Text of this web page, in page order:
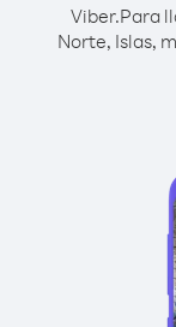
Viber.Para
Norte, Islas,